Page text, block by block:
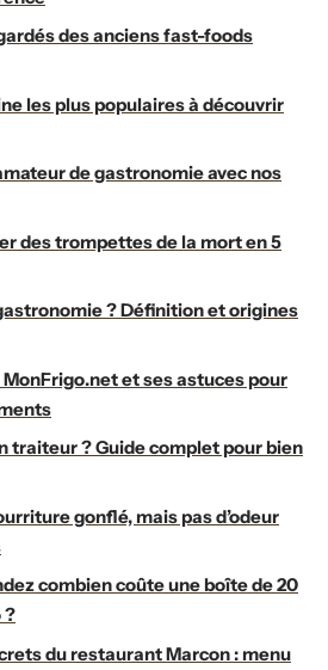
des anciens fast-foods
les plus populaires à découvrir
de gastronomie avec nos
des trompettes de la mort en 5
? Définition et origines
et ses astuces pour
traiteur ? Guide complet pour bien
gonflé, mais pas d’odeur
combien coûte une boîte de 20
?
du restaurant Marcon : menu